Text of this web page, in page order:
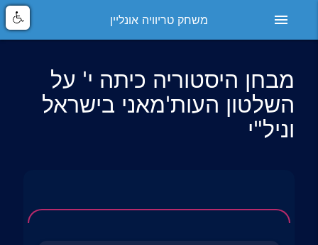
menu משחק טריוויה אונליין
מבחן היסטוריה כיתה י' על
השלטון העות'מאני בישראל
וניל"י